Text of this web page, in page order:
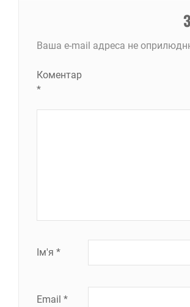
Ваша e-mail адреса не
Коментар
*
Ім'я *
Email *